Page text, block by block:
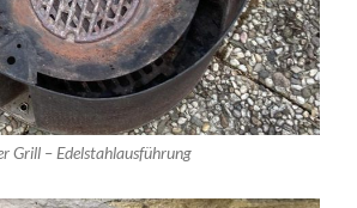
Grill – Edelstahlausführung